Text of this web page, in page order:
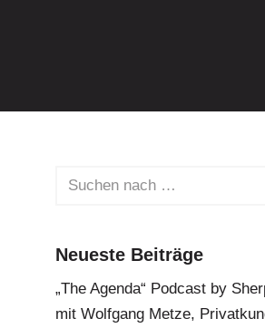
Neueste Beiträge
„The Agenda“ Podcast by
mit Wolfgang Metze,